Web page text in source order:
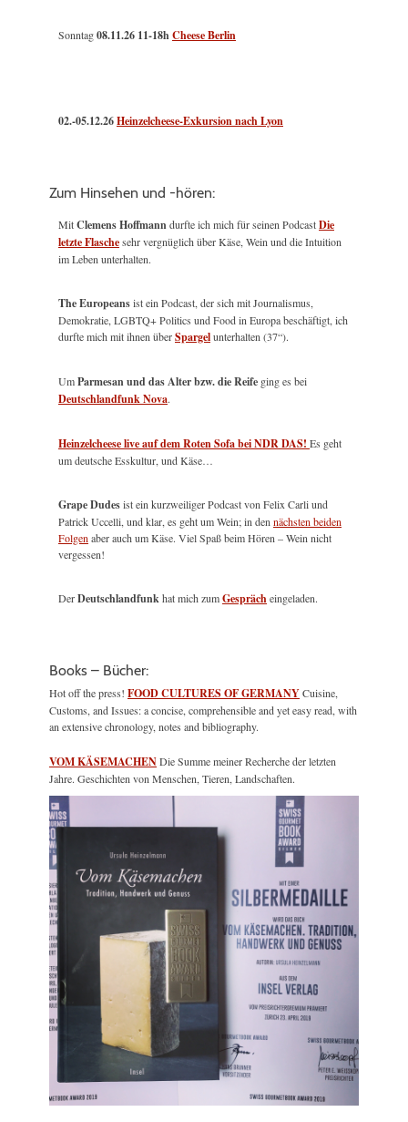
Sonntag08.11.26 11-18hCheese Berlin
02.-05.12.26Heinzelcheese-Exkursion nach Lyon
Zum Hinsehen und -hören:
MitClemens Hoffmanndurfte ich mich für seinen PodcastDie
letzte Flaschesehr vergnüglich über Käse, Wein und die Intuition
im Leben unterhalten.
The Europeansist ein Podcast, der sich mit Journalismus,
Demokratie, LGBTQ+ Politics und Food in Europa beschäftigt, ich
durfte mich mit ihnen überSpargelunterhalten (37“).
UmParmesan und das Alter bzw. die Reife ging es bei
Deutschlandfunk Nova.
Heinzelcheese live auf dem Roten Sofa bei NDR DAS! Es geht
um deutsche Esskultur, und Käse…
Grape Dudesist ein kurzweiliger Podcast von Felix Carli und
Patrick Uccelli, und klar, es geht um Wein; in dennächsten beiden
Folgenaber auch um Käse. Viel Spaß beim Hören – Wein nicht
vergessen!
DerDeutschlandfunkhat mich zumGesprächeingeladen.
Books – Bücher:
Hot off the press! FOOD CULTURES OF GERMANYCuisine,
Customs, and Issues: a concise, comprehensible and yet easy read, with
an extensive chronology, notes and bibliography.
VOM KÄSEMACHENDie Summe meiner Recherche der letzten
Jahre. Geschichten von Menschen, Tieren, Landschaften.